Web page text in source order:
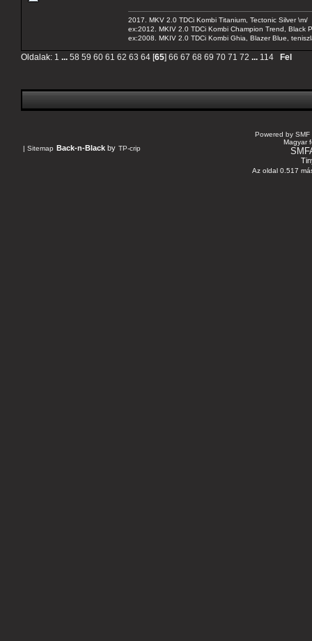
2017. MKV 2.0 TDCi Kombi Titanium, Tectonic Silver \m/
ex:2012. MKIV 2.0 TDCi Kombi Champion Trend, Black
ex:2008. MKIV 2.0 TDCi Kombi Ghia, Blazer Blue,
Oldalak: 1 ... 58 59 60 61 62 63 64 [65] 66 67 68 69 70 71 72 ... 114 Fel
| Sitemap Back-n-Black by TP-crip
Powered by SMF
Magyar
Az oldal 0.517